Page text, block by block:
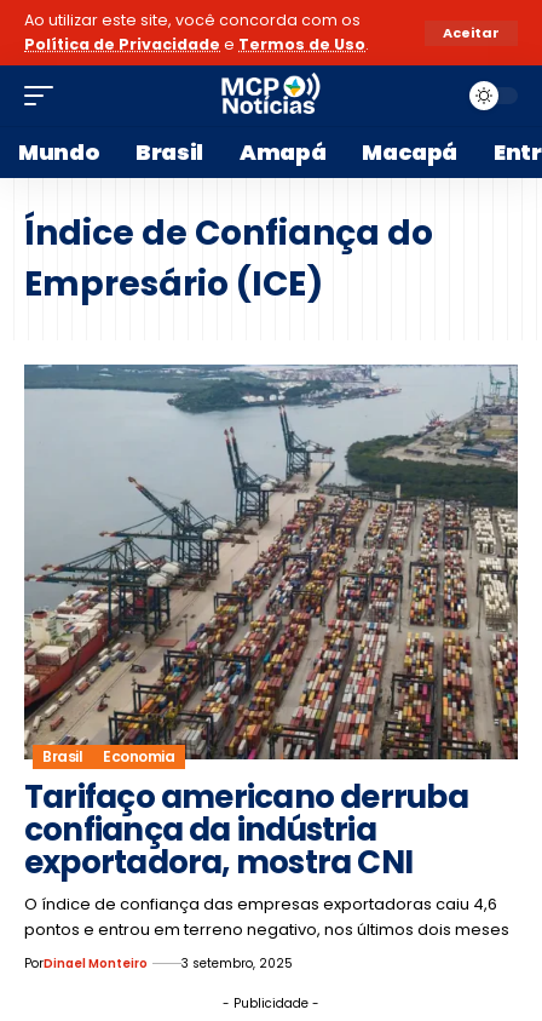
Ao utilizar este site, você concorda com os
Política de Privacidade e Termos de Uso.
Aceitar
Mundo Brasil Amapá Macapá
Índice de Confiança do
Empresário (ICE)
Brasil Economia
Tarifaço americano derruba
confiança da indústria
exportadora, mostra CNI
O índice de confiança das empresas exportadoras caiu 4,6
pontos e entrou em terreno negativo, nos últimos dois meses
PorDinael Monteiro 3 setembro, 2025
- Publicidade -